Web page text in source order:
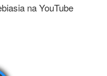
na YouTube